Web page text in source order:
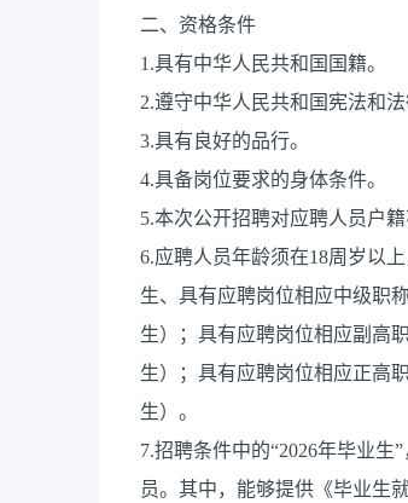
二、资格条件
1.具有中华人民共和国国籍。
2.遵守中华人民共和国宪法和
3.具有良好的品行。
4.具备岗位要求的身体条件。
5.本次公开招聘对应聘人员户籍
6.应聘人员年龄须在18周岁以
生、具有应聘岗位相应中级职
生）；具有应聘岗位相应副高
生）；具有应聘岗位相应正高
生）。
7.招聘条件中的“2026年毕业
员。其中，能够提供《毕业生